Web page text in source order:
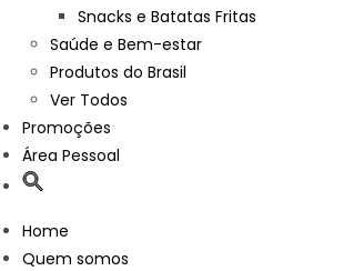
Snacks e Batatas Fritas
Saúde e Bem-estar
Produtos do Brasil
Ver Todos
Promoções
Área Pessoal
Home
Quem somos